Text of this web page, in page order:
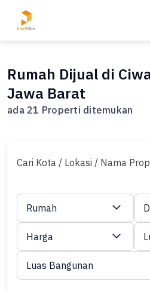
Rumah Dijual di
Jawa Barat
ada 21 Properti ditemukan
Cari Kota / Lokasi / Nama
Rumah
Harga
Luas Bangunan